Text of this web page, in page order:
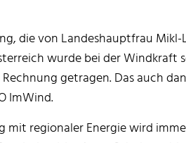
die von Landeshauptfrau
wurde bei der
getragen. Das auch
ImWind.
mit regionaler Energie wird